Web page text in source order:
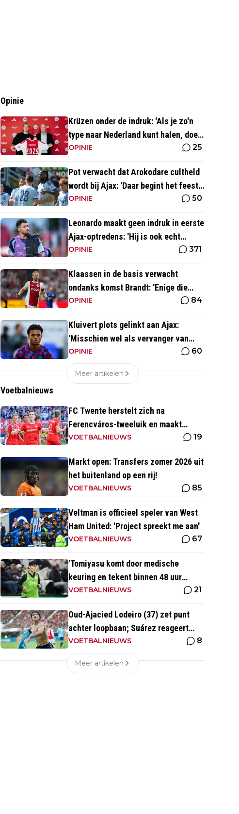
Opinie
Krüzen onder de indruk: 'Als je zo'n
type naar Nederland kunt halen, doe
je iets goed'
OPINIE 25
Pot verwacht dat Arokodare cultheld
wordt bij Ajax: 'Daar begint het feest
eigenlijk al'
OPINIE 50
Leonardo maakt geen indruk in eerste
Ajax-optredens: 'Hij is ook echt
langzaam'
OPINIE 371
Klaassen in de basis verwacht
ondanks komst Brandt: 'Enige die
daar goed kan spelen'
OPINIE 84
Kluivert plots gelinkt aan Ajax:
'Misschien wel als vervanger van
Mika Godts'
OPINIE 60
Meer artikelen
Voetbalnieuws
FC Twente herstelt zich na
Ferencváros-tweeluik en maakt
gehakt van Slowaakse opponent
VOETBALNIEUWS 19
Markt open: Transfers zomer 2026 uit
het buitenland op een rij!
VOETBALNIEUWS 85
Veltman is officieel speler van West
Ham United: 'Project spreekt me aan'
VOETBALNIEUWS 67
'Tomiyasu komt door medische
keuring en tekent binnen 48 uur
contract bij nieuwe club'
VOETBALNIEUWS 21
Oud-Ajacied Lodeiro (37) zet punt
achter loopbaan; Suárez reageert
emotioneel
VOETBALNIEUWS 8
Meer artikelen